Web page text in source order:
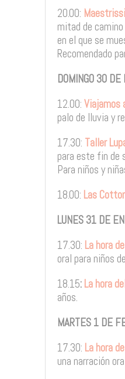
20.00:
mitad de
en el que se
Recomendado
DOMINGO 30 DE
12.00: Viajamos
palo de lluvia y
17.30: Taller
para este fin de
Para niños y
18.00: Las
LUNES 31 DE
17.30: La hora
oral para niños
18.15: La hora
años.
MARTES 1 DE
17.30: La hora
una narración